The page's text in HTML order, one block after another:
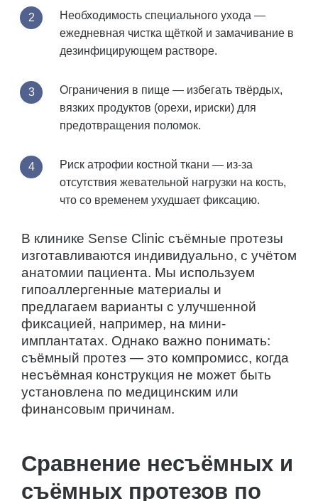
Необходимость специального ухода —
ежедневная чистка щёткой и замачивание в
дезинфицирующем растворе.
Ограничения в пище — избегать твёрдых,
вязких продуктов (орехи, ириски) для
предотвращения поломок.
Риск атрофии костной ткани — из-за
отсутствия жевательной нагрузки на кость,
что со временем ухудшает фиксацию.
В клинике Sense Clinic съёмные протезы
изготавливаются индивидуально, с учётом
анатомии пациента. Мы используем
гипоаллергенные материалы и
предлагаем варианты с улучшенной
фиксацией, например, на мини-
имплантатах. Однако важно понимать:
съёмный протез — это компромисс, когда
несъёмная конструкция не может быть
установлена по медицинским или
финансовым причинам.
Сравнение несъёмных и
съёмных протезов по